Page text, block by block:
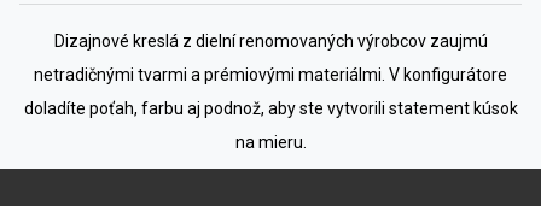
Dizajnové kreslá z dielní renomovaných výrobcov zaujmú
netradičnými tvarmi a prémiovými materiálmi. V konfigurátore
doladíte poťah, farbu aj podnož, aby ste vytvorili statement kúsok
na mieru.